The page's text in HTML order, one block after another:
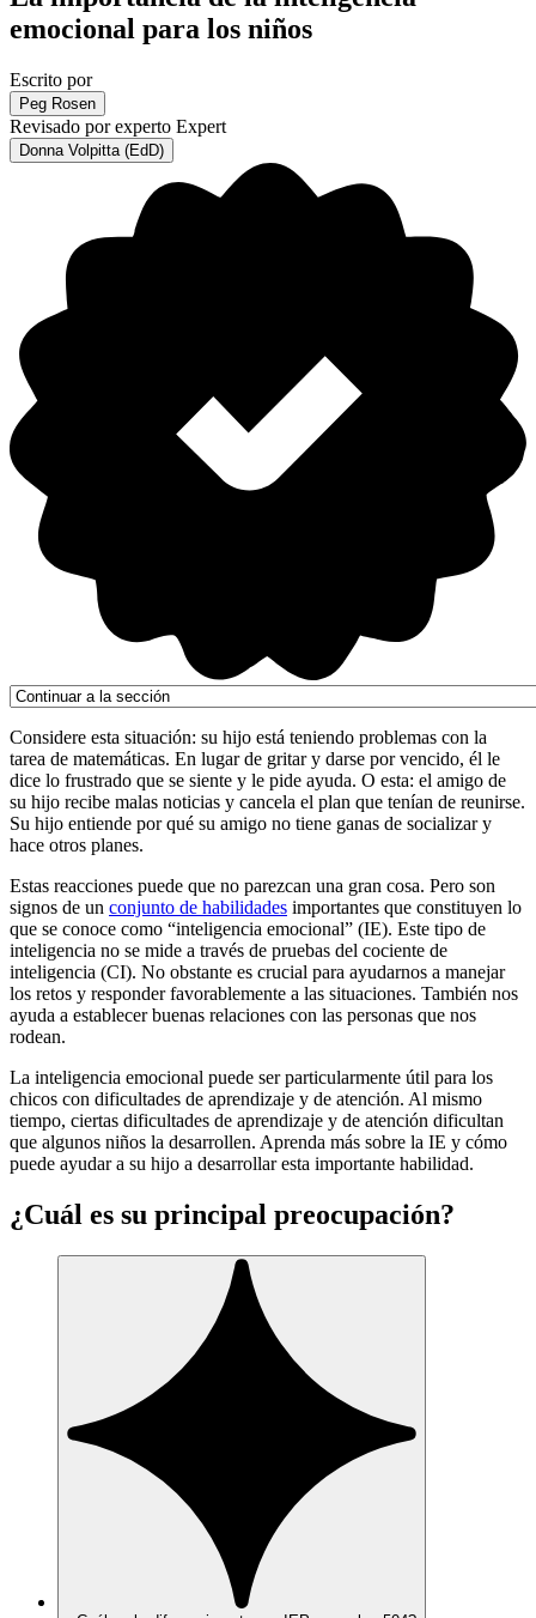
emocional para los niños
Escrito por
Peg Rosen
Revisado por experto Expert
Donna Volpitta (EdD)
Considere esta situación: su hijo está teniendo problemas con la
tarea de matemáticas. En lugar de gritar y darse por vencido, él le
dice lo frustrado que se siente y le pide ayuda. O esta: el amigo de
su hijo recibe malas noticias y cancela el plan que tenían de reunirse.
Su hijo entiende por qué su amigo no tiene ganas de socializar y
hace otros planes.
Estas reacciones puede que no parezcan una gran cosa. Pero son
signos de un conjunto de habilidades importantes que constituyen lo
que se conoce como “inteligencia emocional” (IE). Este tipo de
inteligencia no se mide a través de pruebas del cociente de
inteligencia (CI). No obstante es crucial para ayudarnos a manejar
los retos y responder favorablemente a las situaciones. También nos
ayuda a establecer buenas relaciones con las personas que nos
rodean.
La inteligencia emocional puede ser particularmente útil para los
chicos con dificultades de aprendizaje y de atención. Al mismo
tiempo, ciertas dificultades de aprendizaje y de atención dificultan
que algunos niños la desarrollen. Aprenda más sobre la IE y cómo
puede ayudar a su hijo a desarrollar esta importante habilidad.
¿Cuál es su principal preocupación?